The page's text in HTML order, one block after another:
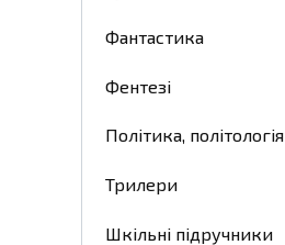
Фантастика
Фентезі
Політика, політологія
Трилери
Шкільні підручники